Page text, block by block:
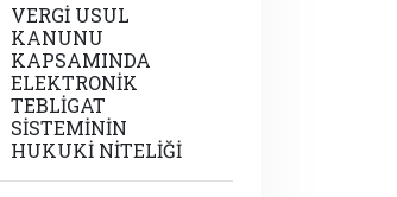
VERGİ USUL
KANUNU
KAPSAMINDA
ELEKTRONİK
TEBLİGAT
SİSTEMİNİN
HUKUKİ NİTELİĞİ